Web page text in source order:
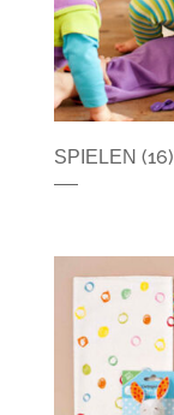
SPIELEN (16)